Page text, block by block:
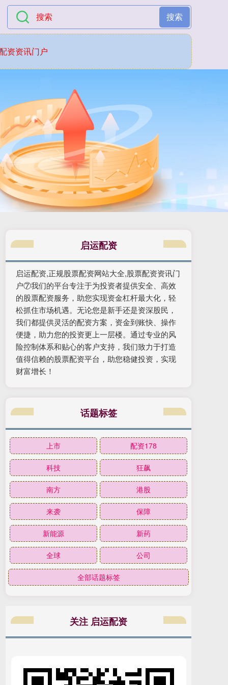
搜索
资资讯门户
启运配资
启运配资,正规股票配资网站大全,股票配资资讯门
户⑦我们的平台专注于为投资者提供安全、高效
的股票配资服务，助您实现资金杠杆最大化，轻
松抓住市场机遇。无论您是新手还是资深股民，
我们都提供灵活的配资方案，资金到账快、操作
便捷，助力您的投资更上一层楼。通过专业的风
险控制体系和贴心的客户支持，我们致力于打造
值得信赖的股票配资平台，助您稳健投资，实现
财富增长！
话题标签
上市 配资178
科技 狂飙
南方 港股
来袭 保障
新能源 新药
全球 公司
全部话题标签
关注 启运配资